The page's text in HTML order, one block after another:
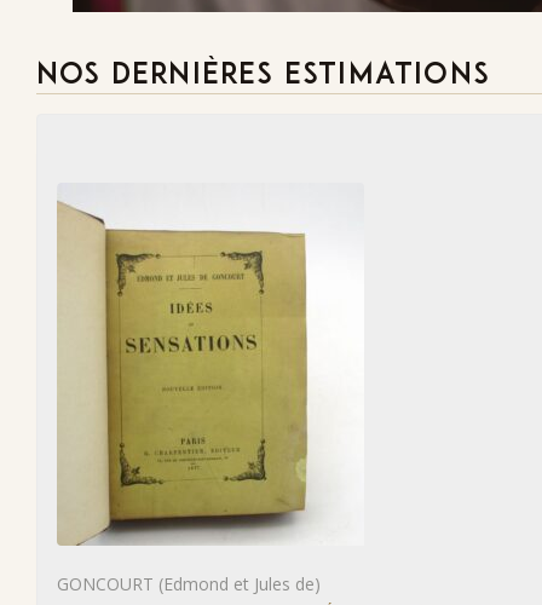
NOS DERNIÈRES ESTIMATIONS
GONCOURT (Edmond et Jules de)